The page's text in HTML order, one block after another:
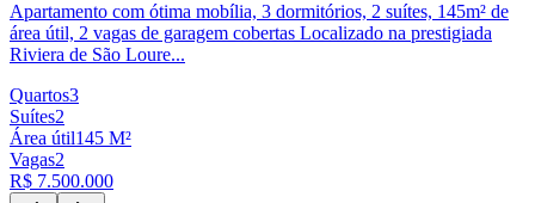
Apartamento com ótima mobília, 3 dormitórios, 2 suítes, 145m² de
área útil, 2 vagas de garagem cobertas Localizado na prestigiada
Riviera de São Loure...
Quartos3
Suítes2
Área útil145 M²
Vagas2
R$ 7.500.000